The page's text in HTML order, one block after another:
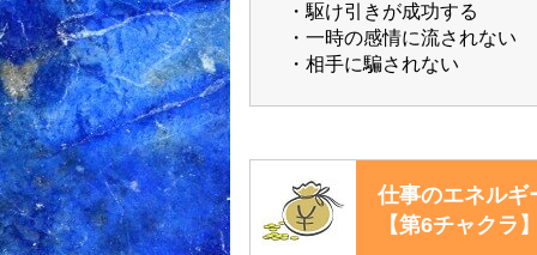
・駆け引きが成功する
・一時の感情に流されない
・相手に騙されない
仕事のエネルギ
【第6チャクラ